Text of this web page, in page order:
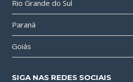
Rio Grande do Sul
Paraná
Goiás
SIGA NAS REDES SOCIAIS